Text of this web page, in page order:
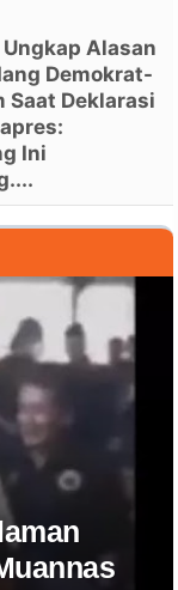
Ungkap Alasan
Demokrat-
Saat Deklarasi
Ini